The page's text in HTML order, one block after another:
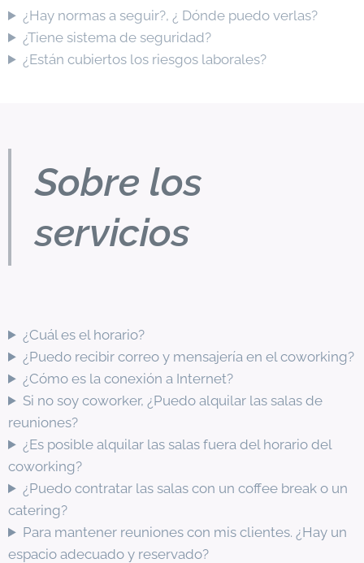
¿Hay normas a seguir?, ¿ Dónde puedo verlas?
¿Tiene sistema de seguridad?
¿Están cubiertos los riesgos laborales?
Sobre los
servicios
¿Cuál es el horario?
¿Puedo recibir correo y mensajería en el coworking?
¿Cómo es la conexión a Internet?
Si no soy coworker, ¿Puedo alquilar las salas de
reuniones?
¿Es posible alquilar las salas fuera del horario del
coworking?
¿Puedo contratar las salas con un coffee break o un
catering?
Para mantener reuniones con mis clientes. ¿Hay un
espacio adecuado y reservado?